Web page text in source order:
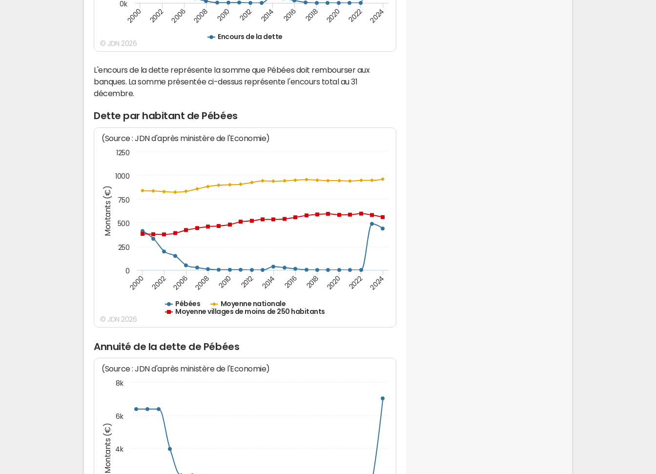
Encours de la dette
2000 2002 2006 2008 2010 2012 2014 2016 2018 2020 2022 2024
0k
© JDN 2026
L'encours de la dette représente la somme que Pébées doit rembourser aux
banques. La somme présentée ci-dessus représente l'encours total au 31
décembre.
Dette par habitant de Pébées
Montants (€)
(Source : JDN d'après ministère de l'Economie)
Pébées
Moyenne nationale
Moyenne villages de moins de 250 habitants
2000 2002 2006 2008 2010 2012 2014 2016 2018 2020 2022 2024
0
250
500
750
1000
1250
© JDN 2026
Annuité de la dette de Pébées
Montants (€)
(Source : JDN d'après ministère de l'Economie)
4k
6k
8k